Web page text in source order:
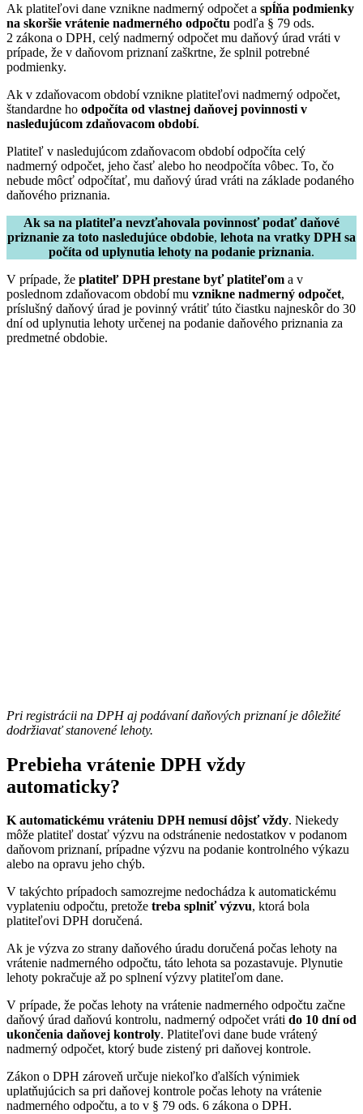
Ak platiteľovi dane vznikne nadmerný odpočet a spĺňa podmienky
na skoršie vrátenie nadmerného odpočtu podľa § 79 ods.
2 zákona o DPH, celý nadmerný odpočet mu daňový úrad vráti v
prípade, že v daňovom priznaní zaškrtne, že splnil potrebné
podmienky.
Ak v zdaňovacom období vznikne platiteľovi nadmerný odpočet,
štandardne ho odpočíta od vlastnej daňovej povinnosti v
nasledujúcom zdaňovacom období.
Platiteľ v nasledujúcom zdaňovacom období odpočíta celý
nadmerný odpočet, jeho časť alebo ho neodpočíta vôbec. To, čo
nebude môcť odpočítať, mu daňový úrad vráti na základe podaného
daňového priznania.
Ak sa na platiteľa nevzťahovala povinnosť podať daňové
priznanie za toto nasledujúce obdobie, lehota na vratky DPH sa
počíta od uplynutia lehoty na podanie priznania.
V prípade, že platiteľ DPH prestane byť platiteľom a v
poslednom zdaňovacom období mu vznikne nadmerný odpočet,
príslušný daňový úrad je povinný vrátiť túto čiastku najneskôr do 30
dní od uplynutia lehoty určenej na podanie daňového priznania za
predmetné obdobie.
Pri registrácii na DPH aj podávaní daňových priznaní je dôležité
dodržiavať stanovené lehoty.
Prebieha vrátenie DPH vždy
automaticky?
K automatickému vráteniu DPH nemusí dôjsť vždy. Niekedy
môže platiteľ dostať výzvu na odstránenie nedostatkov v podanom
daňovom priznaní, prípadne výzvu na podanie kontrolného výkazu
alebo na opravu jeho chýb.
V takýchto prípadoch samozrejme nedochádza k automatickému
vyplateniu odpočtu, pretože treba splniť výzvu, ktorá bola
platiteľovi DPH doručená.
Ak je výzva zo strany daňového úradu doručená počas lehoty na
vrátenie nadmerného odpočtu, táto lehota sa pozastavuje. Plynutie
lehoty pokračuje až po splnení výzvy platiteľom dane.
V prípade, že počas lehoty na vrátenie nadmerného odpočtu začne
daňový úrad daňovú kontrolu, nadmerný odpočet vráti do 10 dní od
ukončenia daňovej kontroly. Platiteľovi dane bude vrátený
nadmerný odpočet, ktorý bude zistený pri daňovej kontrole.
Zákon o DPH zároveň určuje niekoľko ďalších výnimiek
uplatňujúcich sa pri daňovej kontrole počas lehoty na vrátenie
nadmerného odpočtu, a to v § 79 ods. 6 zákona o DPH.